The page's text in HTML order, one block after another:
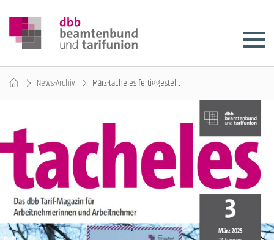
News-Archiv März-tacheles fertiggestellt